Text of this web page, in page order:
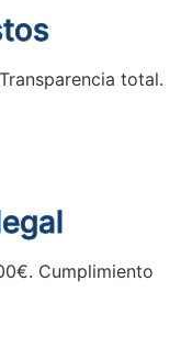
total.
Cumplimiento